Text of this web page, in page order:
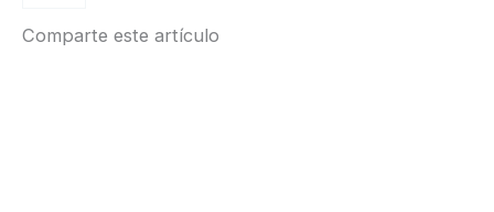
Comparte este artículo